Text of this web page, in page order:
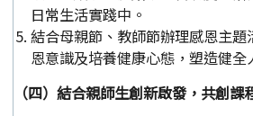
日常生活實踐中。
結合母親節、教師節辦理感恩主
恩意識及培養健康心態，塑造健全
（四）結合親師生創新啟發，共創